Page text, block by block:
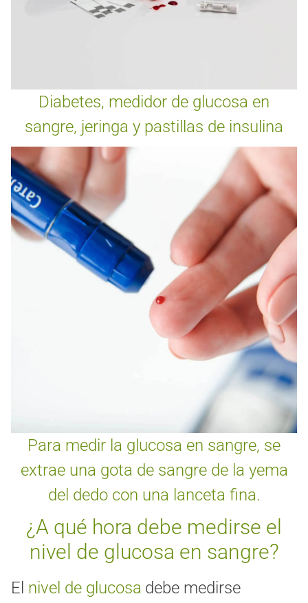
Diabetes, medidor de glucosa en
sangre, jeringa y pastillas de insulina
Para medir la glucosa en sangre, se
extrae una gota de sangre de la yema
del dedo con una lanceta fina.
¿A qué hora debe medirse el
nivel de glucosa en sangre?
El nivel de glucosa debe medirse